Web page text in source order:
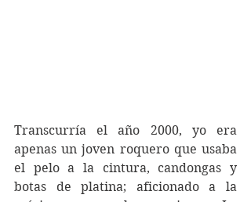
Transcurría el año 2000, yo era
apenas un joven roquero que usaba
el pelo a la cintura, candongas y
botas de platina; aficionado a la